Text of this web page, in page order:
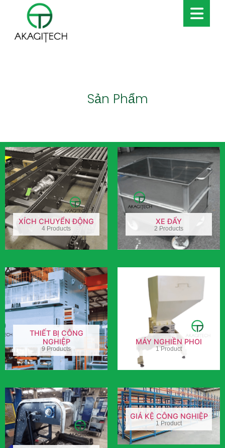
Sản Phẩm
XÍCH CHUYỂN ĐỘNG
4 Products
XE ĐẨY
2 Products
THIẾT BỊ CÔNG
NGHIỆP
9 Products
MÁY NGHIỀN PHOI
1 Product
GIÁ KỆ CÔNG NGHIỆP
1 Product